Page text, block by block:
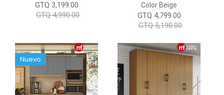
GTQ 3,199.00
GTQ 4,990.00
Color Beige
GTQ 4,799.00
GTQ 5,190.00
Nuevo